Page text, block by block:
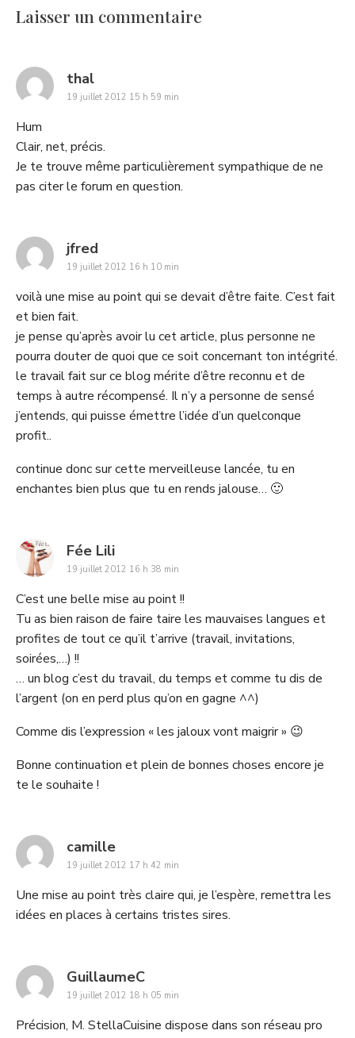
Laisser un commentaire
thalsays:
19 juillet 2012 15 h 59 min
Hum
Clair, net, précis.
Je te trouve même particulièrement sympathique de ne
pas citer le forum en question.
jfred
19 juillet 2012 16 h 10 min
voilà une mise au point qui se devait d’être faite. C’est fait
et bien fait.
je pense qu’après avoir lu cet article, plus personne ne
pourra douter de quoi que ce soit concernant ton intégrité.
le travail fait sur ce blog mérite d’être reconnu et de
temps à autre récompensé. Il n’y a personne de sensé
j’entends, qui puisse émettre l’idée d’un quelconque
profit..
continue donc sur cette merveilleuse lancée, tu en
enchantes bien plus que tu en rends jalouse… 🙂
Fée Lilisays:
19 juillet 2012 16 h 38 min
C’est une belle mise au point !!
Tu as bien raison de faire taire les mauvaises langues et
profites de tout ce qu’il t’arrive (travail, invitations,
soirées,…) !!
… un blog c’est du travail, du temps et comme tu dis de
l’argent (on en perd plus qu’on en gagne ^^)
Comme dis l’expression « les jaloux vont maigrir » 😉
Bonne continuation et plein de bonnes choses encore je
te le souhaite !
camillesays:
19 juillet 2012 17 h 42 min
Une mise au point très claire qui, je l’espère, remettra les
idées en places à certains tristes sires.
GuillaumeCsays:
19 juillet 2012 18 h 05 min
Précision, M. StellaCuisine dispose dans son réseau pro